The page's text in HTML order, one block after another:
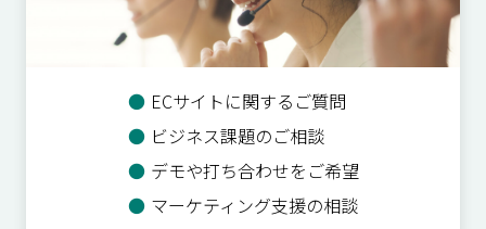
● ECサイトに関するご質問
● ビジネス課題のご相談
● デモや打ち合わせをご希望
● マーケティング支援の相談